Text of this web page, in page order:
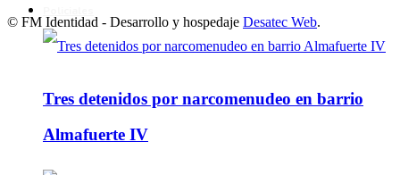
Tres detenidos por narcomenudeo en barrio
Almafuerte IV
© FM Identidad - Desarrollo y hospedaje Desatec Web.